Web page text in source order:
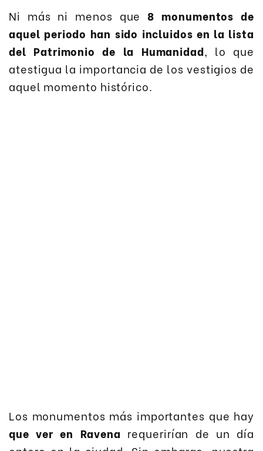
Ni más ni menos que 8 monumentos de
aquel periodo han sido incluidos en la lista
del Patrimonio de la Humanidad, lo que
atestigua la importancia de los vestigios de
aquel momento histórico.
Los monumentos más importantes que hay
que ver en Ravena requerirían de un día